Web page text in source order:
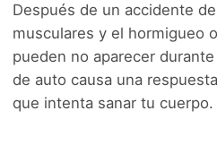
Después de un accidente
musculares y el hormigueo
pueden no aparecer
de auto causa una
que intenta sanar tu cuerpo.